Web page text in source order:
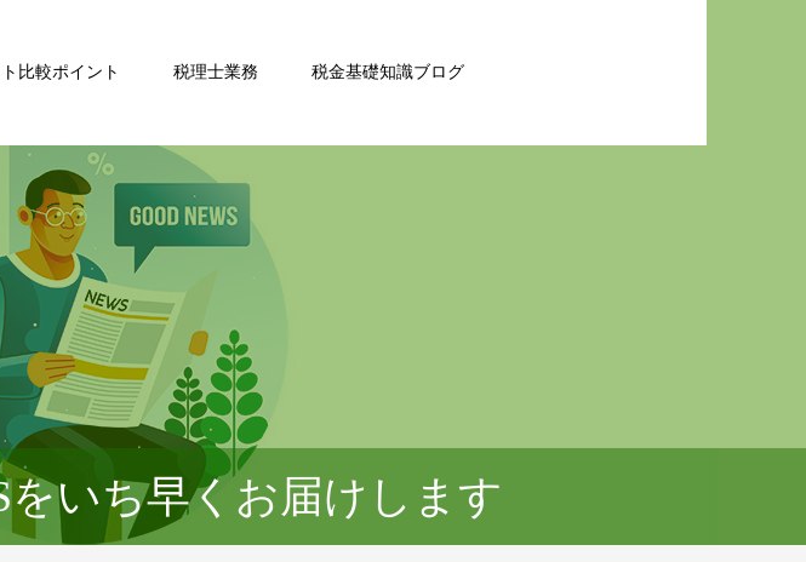
比較ポイント 税理士業務 税金基礎知識ブログ
いち早くお届けします